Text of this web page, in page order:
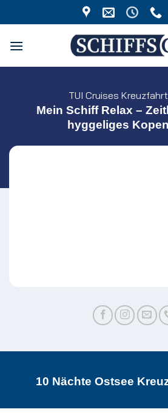
Inhalt
TUI Cruises
Mein Schiff Relax –
hyggeliges
10 Nächte Ostsee